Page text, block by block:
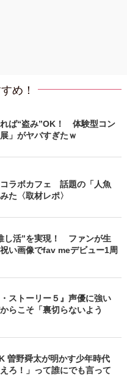
め！
ば“盗み”OK！ 体験型コン
」がヤバすぎたｗ
コラボカフェ 話題の「人魚
た〈取材レポ〉
し活”を実現！ ファンが生
い画像でfav meデビュー1周
ストーリー５』声優に強い
らこそ「裏切らないよう
曽野舜太が明かす少年時代
ろ！」って誰にでも言って